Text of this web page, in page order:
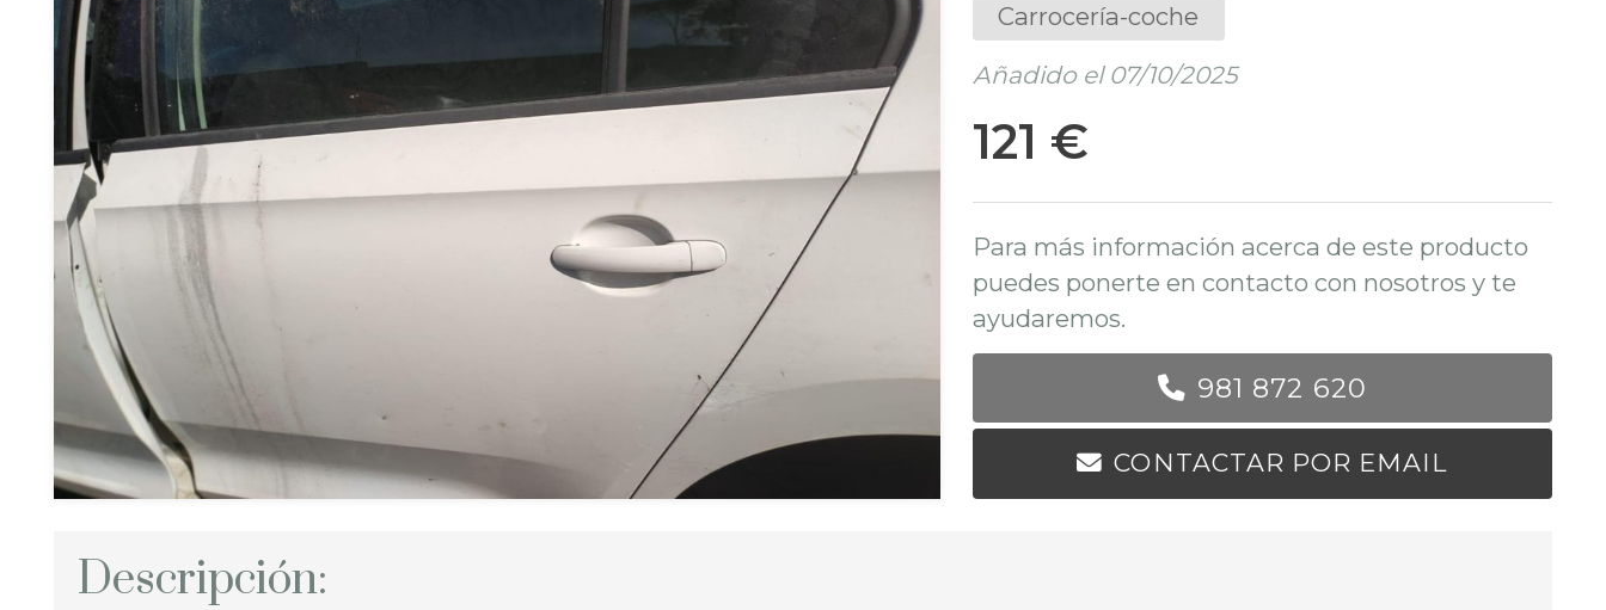
Carrocería-coche
Añadido el 07/10/2025
121 €
Para más información acerca de este producto
puedes ponerte en contacto con nosotros y te
ayudaremos.
981 872 620
CONTACTAR POR EMAIL
Descripción: